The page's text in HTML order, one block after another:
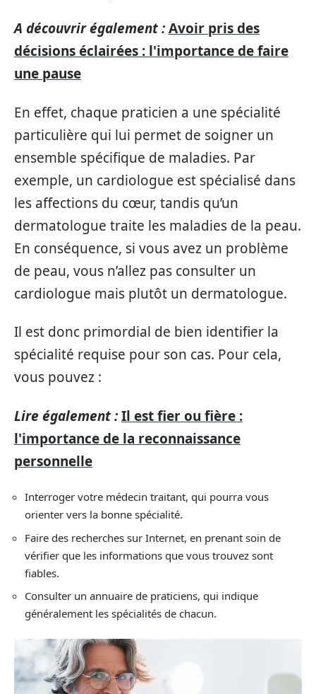
A découvrir également :Avoir pris des
décisions éclairées : l'importance de faire
une pause
En effet, chaque praticien a une spécialité
particulière qui lui permet de soigner un
ensemble spécifique de maladies. Par
exemple, un cardiologue est spécialisé dans
les affections du cœur, tandis qu’un
dermatologue traite les maladies de la peau.
En conséquence, si vous avez un problème
de peau, vous n’allez pas consulter un
cardiologue mais plutôt un dermatologue.
Il est donc primordial de bien identifier la
spécialité requise pour son cas. Pour cela,
vous pouvez :
Lire également :Il est fier ou fière :
l'importance de la reconnaissance
personnelle
Interroger votre médecin traitant, qui pourra vous
orienter vers la bonne spécialité.
Faire des recherches sur Internet, en prenant soin de
vérifier que les informations que vous trouvez sont
fiables.
Consulter un annuaire de praticiens, qui indique
généralement les spécialités de chacun.